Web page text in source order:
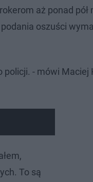
aż ponad pół
oszuści
policji. - mówi Maciej
To są